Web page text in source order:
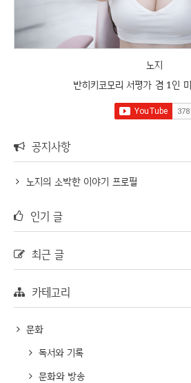
노지
반히키코모리 서평가 겸 1인
공지사항
노지의 소박한 이야기 프로필
인기 글
최근 글
카테고리
문화
독서와 기록
문화와 방송